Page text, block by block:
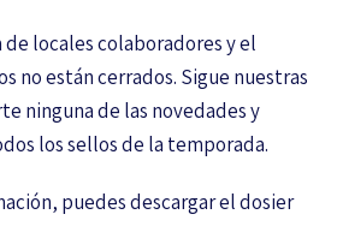
locales colaboradores y el
no están cerrados. Sigue nuestras
ninguna de las novedades y
los sellos de la temporada.
puedes descargar el dosier